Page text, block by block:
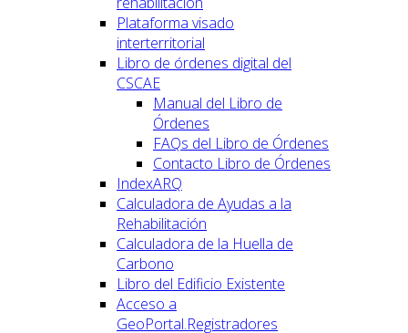
Plataforma visado
interterritorial
Libro de órdenes digital del
CSCAE
Manual del Libro de
Órdenes
FAQs del Libro de Órdenes
Contacto Libro de Órdenes
IndexARQ
Calculadora de Ayudas a la
Rehabilitación
Calculadora de la Huella de
Carbono
Libro del Edificio Existente
Acceso a
GeoPortal.Registradores